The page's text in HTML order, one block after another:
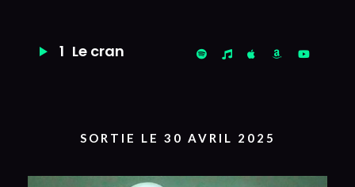
1 Le cran
SORTIE LE 30 AVRIL 2025